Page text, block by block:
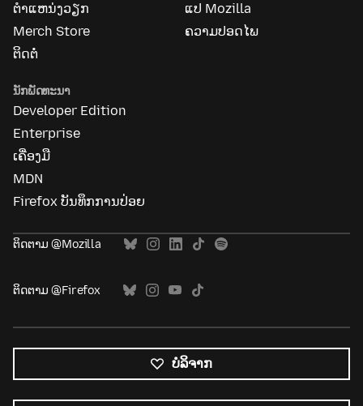
ຕຳແຫນ່ງວຽກ
Merch Store
ຕິດຕໍ່
ແປ Mozilla
ຄວາມປອດໄພ
ນັກພັດທະນາ
Developer Edition
Enterprise
ເຄື່ອງມື
MDN
Firefox ບັນທຶກການປ່ອຍ
ຕິດຕາມ @Mozilla
ຕິດຕາມ @Firefox
ບໍລິຈາກ